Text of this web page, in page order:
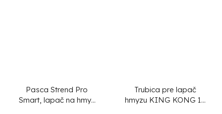
Pasca Strend Pro
Smart, lapač na hmyz
Trubica pre lapač
hmyzu KING KONG 15